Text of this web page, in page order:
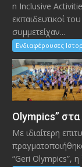
n Inclusive
εκπαιδευτικοί
συμμετείχαν...
Ενδιαφέρουσες
Olympics” στα
Με ιδιαίτερη
“Geri Olympics”, η